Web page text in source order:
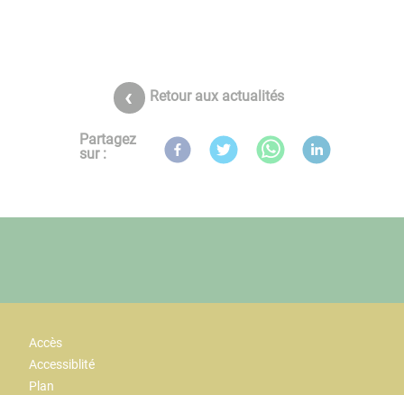
Retour aux actualités
Partagez
sur :
Accès
Accessiblité
Plan